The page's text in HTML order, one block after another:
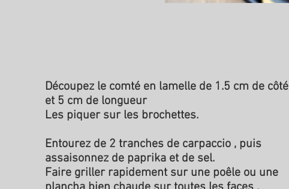
Découpez le comté en lamelle de 1.5 cm de côté
et 5 cm de longueur
Les piquer sur les brochettes.
Entourez de 2 tranches de carpaccio , puis
assaisonnez de paprika et de sel.
Faire griller rapidement sur une poêle ou une